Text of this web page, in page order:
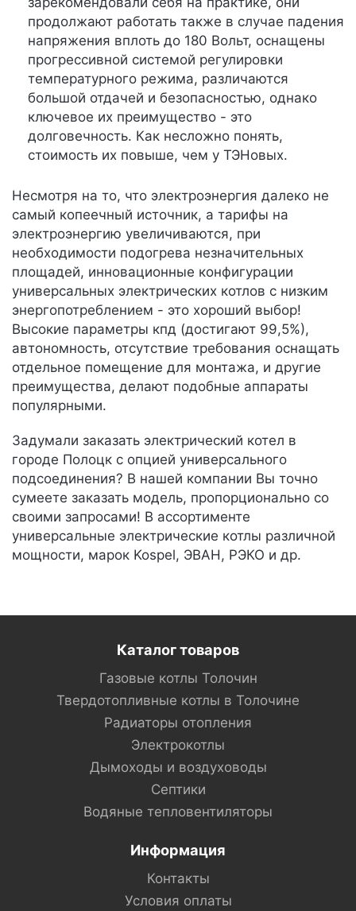
продолжают работать также в случае падения
напряжения вплоть до 180 Вольт, оснащены
прогрессивной системой регулировки
температурного режима, различаются
большой отдачей и безопасностью, однако
ключевое их преимущество - это
долговечность. Как несложно понять,
стоимость их повыше, чем у ТЭНовых.
Несмотря на то, что электроэнергия далеко не
самый копеечный источник, а тарифы на
электроэнергию увеличиваются, при
необходимости подогрева незначительных
площадей, инновационные конфигурации
универсальных электрических котлов с низким
энергопотреблением - это хороший выбор!
Высокие параметры кпд (достигают 99,5%),
автономность, отсутствие требования оснащать
отдельное помещение для монтажа, и другие
преимущества, делают подобные аппараты
популярными.
Задумали заказать электрический котел в
городе Полоцк с опцией универсального
подсоединения? В нашей компании Вы точно
сумеете заказать модель, пропорционально со
своими запросами! В ассортименте
универсальные электрические котлы различной
мощности, марок Kospel, ЭВАН, РЭКО и др.
Каталог товаров
Газовые котлы Толочин
Твердотопливные котлы в Толочине
Радиаторы отопления
Электрокотлы
Дымоходы и воздуховоды
Септики
Водяные тепловентиляторы
Информация
Контакты
Условия оплаты